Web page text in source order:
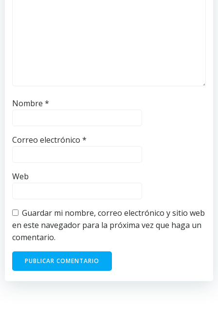
Nombre *
Correo electrónico *
Web
Guardar mi nombre, correo electrónico y sitio web
en este navegador para la próxima vez que haga un
comentario.